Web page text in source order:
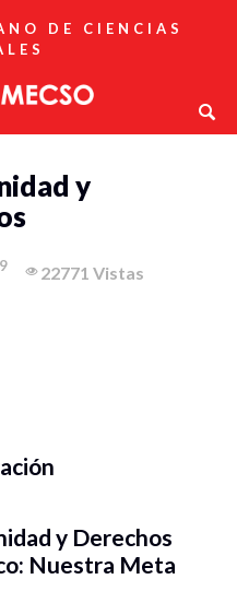
DE CIENCIAS
y
22771 Vistas
y Derechos
Nuestra Meta